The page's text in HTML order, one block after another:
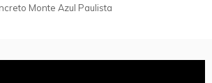
Monte Azul Paulista